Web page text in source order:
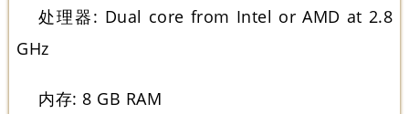
处理器: Dual core from Intel or AMD at 2.8
GHz
内存: 8 GB RAM